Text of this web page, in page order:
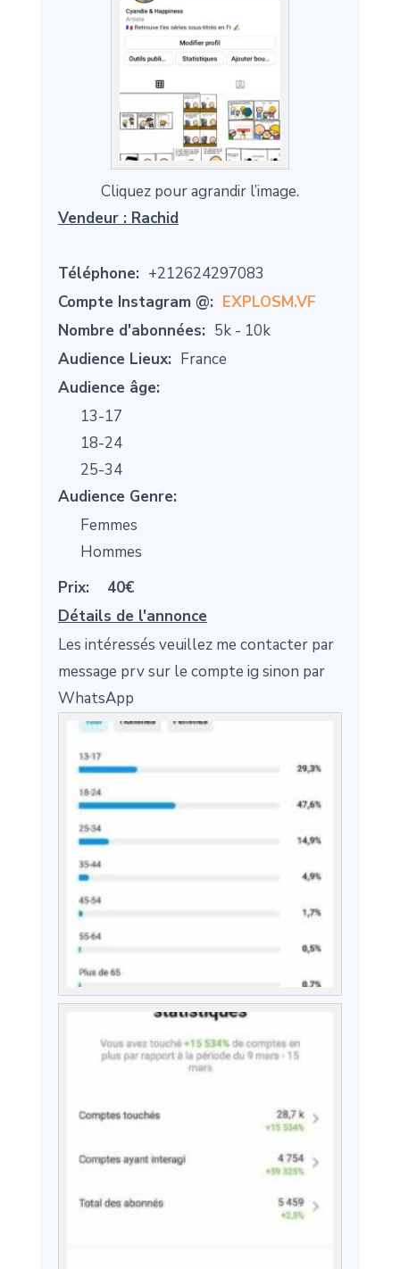
Cliquez pour agrandir l’image.
Vendeur : Rachid
Téléphone: +212624297083
Compte Instagram @: EXPLOSM.VF
Nombre d'abonnées: 5k - 10k
Audience Lieux: France
Audience âge:
13-17
18-24
25-34
Audience Genre:
Femmes
Hommes
Prix:
40€
Détails de l'annonce
Les intéressés veuillez me contacter par
message prv sur le compte ig sinon par
WhatsApp